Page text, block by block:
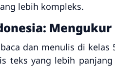
lebih kompleks.
dan menulis di
teks yang lebih